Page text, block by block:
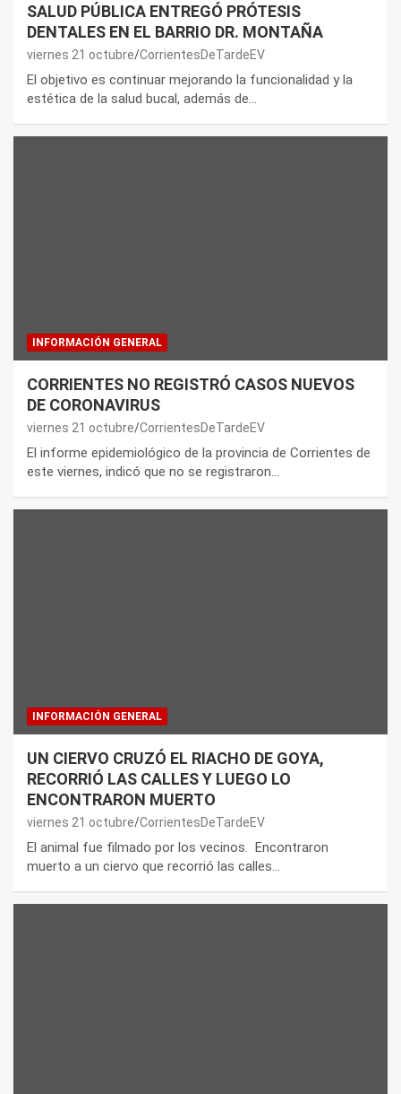
SALUD PÚBLICA ENTREGÓ PRÓTESIS
DENTALES EN EL BARRIO DR. MONTAÑA
viernes 21 octubre CorrientesDeTardeEV
El objetivo es continuar mejorando la funcionalidad y la
estética de la salud bucal, además de…
INFORMACIÓN GENERAL
CORRIENTES NO REGISTRÓ CASOS NUEVOS
DE CORONAVIRUS
viernes 21 octubre CorrientesDeTardeEV
El informe epidemiológico de la provincia de Corrientes de
este viernes, indicó que no se registraron…
INFORMACIÓN GENERAL
UN CIERVO CRUZÓ EL RIACHO DE GOYA,
RECORRIÓ LAS CALLES Y LUEGO LO
ENCONTRARON MUERTO
viernes 21 octubre CorrientesDeTardeEV
El animal fue filmado por los vecinos. Encontraron
muerto a un ciervo que recorrió las calles…